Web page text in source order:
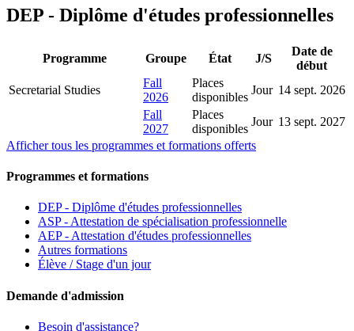
DEP - Diplôme d'études professionnelles
Programme Groupe État J/S
Date de
début
Secretarial Studies
Fall
2026
Places
disponibles
Jour 14 sept. 2026
Fall
2027
Places
disponibles
Jour 13 sept. 2027
Afficher tous les programmes et formations offerts
Programmes et formations
DEP - Diplôme d'études professionnelles
ASP - Attestation de spécialisation professionnelle
AEP - Attestation d'études professionnelles
Autres formations
Élève / Stage d'un jour
Demande d'admission
Besoin d'assistance?